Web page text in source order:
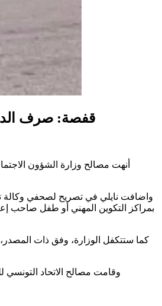
قفصة: صرف
أنهت مصالح وزارة الشؤون
بمراكز التكوين المهني أو طفل صاحب
كما ستتكفل الوزارة، وفق ذات المصدر،